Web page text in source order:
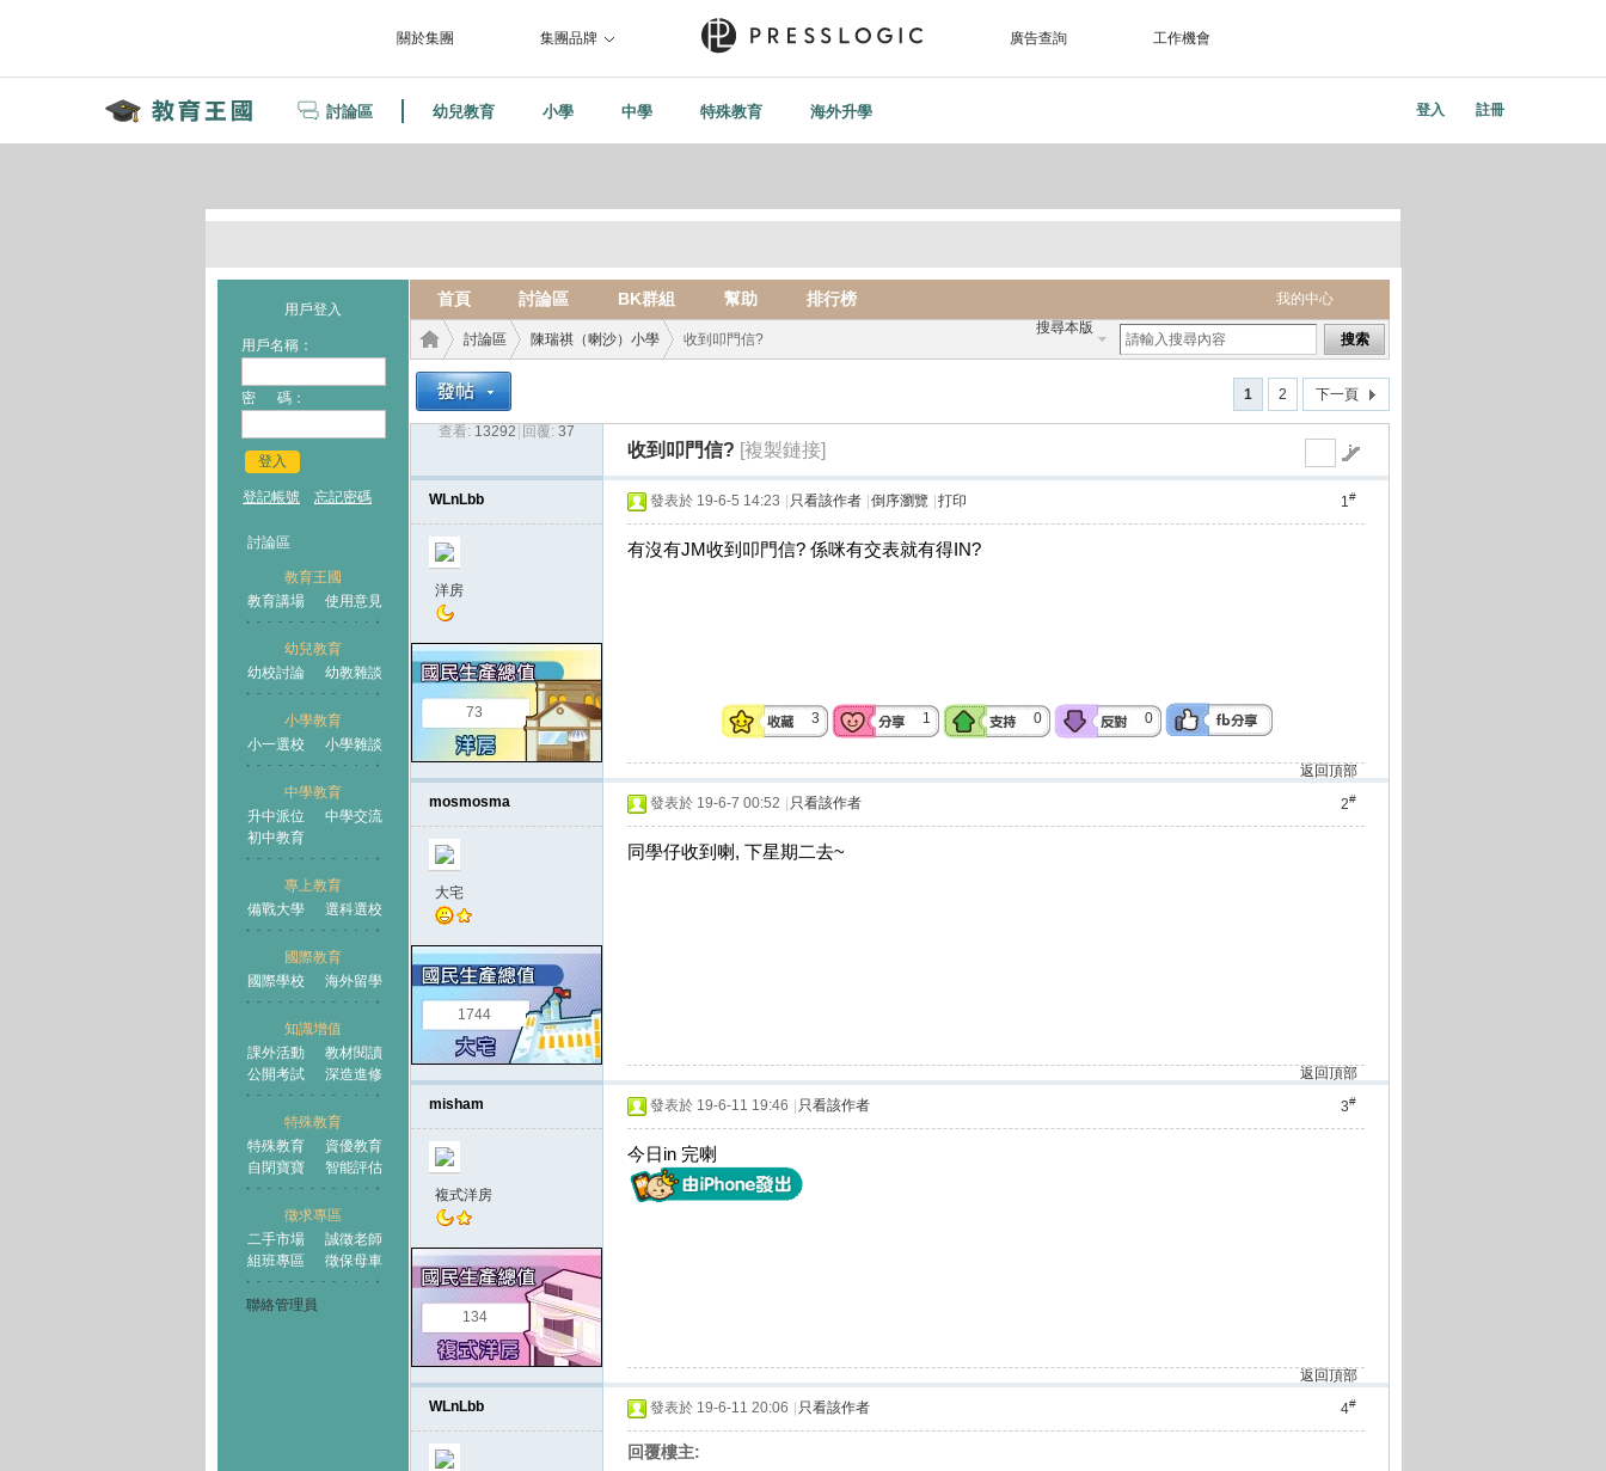
關於集團 集團品牌 廣告查詢 工作機會
討論區 幼兒教育 小學 中學 特殊教育 海外升學 登入 註冊
用戶登入
用戶名稱：
密 碼：
登入
登記帳號 忘記密碼
討論區
教育王國
教育講場
使用意見
幼兒教育
幼校討論
幼教雜談
小學教育
小一選校
小學雜談
中學教育
升中派位
中學交流
初中教育
專上教育
備戰大學
選科選校
國際教育
國際學校
海外留學
知識增值
課外活動
教材閱讀
公開考試
深造進修
特殊教育
特殊教育
資優教育
自閉寶寶
智能評估
徵求專區
二手市場
誠徵老師
組班專區
徵保母車
聯絡管理員
我的中心
首頁 討論區 BK群組 幫助 排行榜
搜尋本版
搜索
教育
王國
›
討論區
›
陳瑞祺（喇沙）小學
›
收到叩門信?
1 2 下一頁
查看: 13292 回覆: 37
收到叩門信? [複製鏈接]
WLnLbb
洋房
73
1#
發表於 19-6-5 14:23 只看該作者 倒序瀏覽 打印
有沒有JM收到叩門信? 係咪有交表就有得IN?
3 1 0 0
返回頂部
mosmosma
大宅
1744
2#
發表於 19-6-7 00:52 只看該作者
同學仔收到喇, 下星期二去~
返回頂部
misham
複式洋房
134
3#
發表於 19-6-11 19:46 只看該作者
今日in 完喇
返回頂部
WLnLbb
4#
發表於 19-6-11 20:06 只看該作者
回覆樓主: